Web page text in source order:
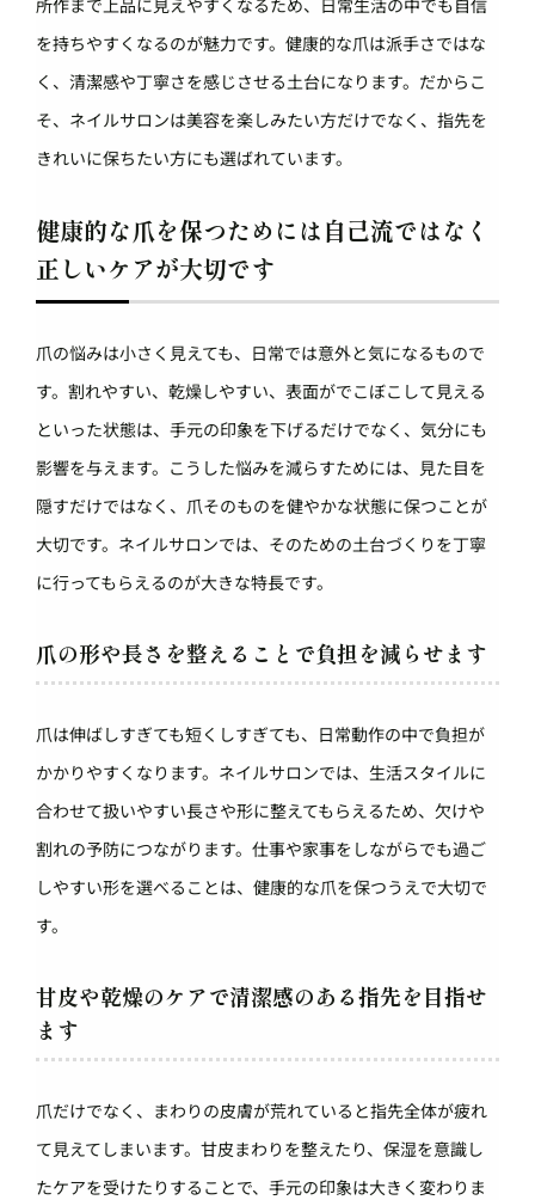
所作まで上品に見えやすくなるため、日常生活の中でも自信
を持ちやすくなるのが魅力です。健康的な爪は派手さではな
く、清潔感や丁寧さを感じさせる土台になります。だからこ
そ、ネイルサロンは美容を楽しみたい方だけでなく、指先を
きれいに保ちたい方にも選ばれています。
健康的な爪を保つためには自己流ではなく
正しいケアが大切です
爪の悩みは小さく見えても、日常では意外と気になるもので
す。割れやすい、乾燥しやすい、表面がでこぼこして見える
といった状態は、手元の印象を下げるだけでなく、気分にも
影響を与えます。こうした悩みを減らすためには、見た目を
隠すだけではなく、爪そのものを健やかな状態に保つことが
大切です。ネイルサロンでは、そのための土台づくりを丁寧
に行ってもらえるのが大きな特長です。
爪の形や長さを整えることで負担を減らせます
爪は伸ばしすぎても短くしすぎても、日常動作の中で負担が
かかりやすくなります。ネイルサロンでは、生活スタイルに
合わせて扱いやすい長さや形に整えてもらえるため、欠けや
割れの予防につながります。仕事や家事をしながらでも過ご
しやすい形を選べることは、健康的な爪を保つうえで大切で
す。
甘皮や乾燥のケアで清潔感のある指先を目指せ
ます
爪だけでなく、まわりの皮膚が荒れていると指先全体が疲れ
て見えてしまいます。甘皮まわりを整えたり、保湿を意識し
たケアを受けたりすることで、手元の印象は大きく変わりま